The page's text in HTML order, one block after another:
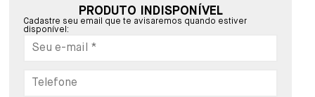
PRODUTO INDISPONÍVEL
Cadastre seu email que te avisaremos quando estiver
disponível: